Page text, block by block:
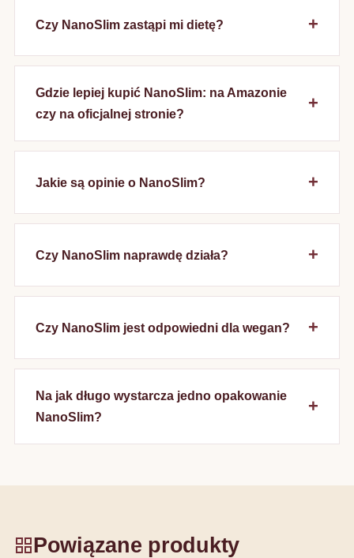
Czy NanoSlim zastąpi mi dietę?
Gdzie lepiej kupić NanoSlim: na Amazonie
czy na oficjalnej stronie?
Jakie są opinie o NanoSlim?
Czy NanoSlim naprawdę działa?
Czy NanoSlim jest odpowiedni dla wegan?
Na jak długo wystarcza jedno opakowanie
NanoSlim?
Powiązane produkty